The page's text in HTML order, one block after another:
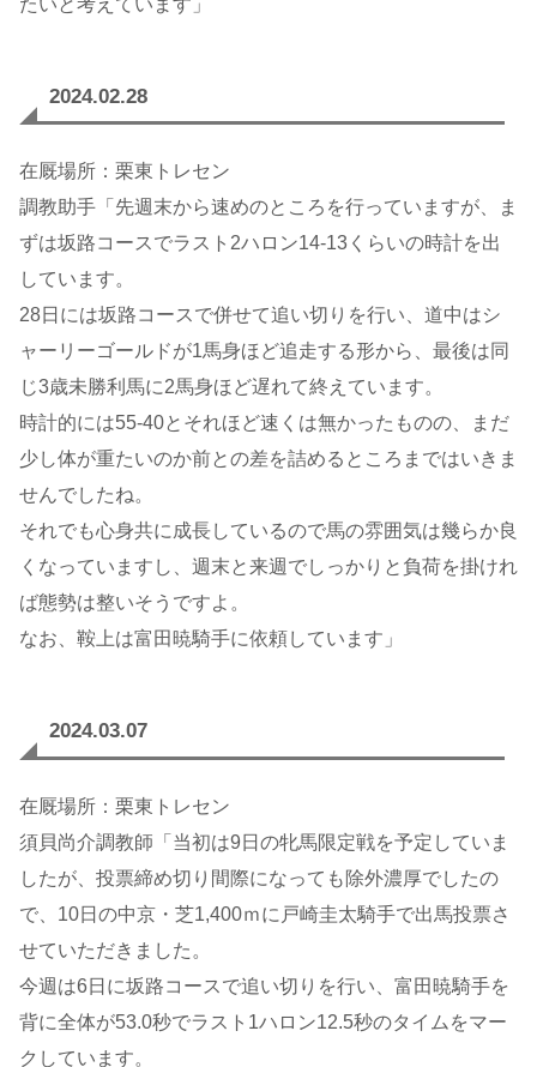
2024.02.28
在厩場所：栗東トレセン
調教助手「先週末から速めのところを行っていますが、ま
ずは坂路コースでラスト2ハロン14-13くらいの時計を出
しています。
28日には坂路コースで併せて追い切りを行い、道中はシ
ャーリーゴールドが1馬身ほど追走する形から、最後は同
じ3歳未勝利馬に2馬身ほど遅れて終えています。
時計的には55-40とそれほど速くは無かったものの、まだ
少し体が重たいのか前との差を詰めるところまではいきま
せんでしたね。
それでも心身共に成長しているので馬の雰囲気は幾らか良
くなっていますし、週末と来週でしっかりと負荷を掛けれ
ば態勢は整いそうですよ。
なお、鞍上は富田暁騎手に依頼しています」
2024.03.07
在厩場所：栗東トレセン
須貝尚介調教師「当初は9日の牝馬限定戦を予定していま
したが、投票締め切り間際になっても除外濃厚でしたの
で、10日の中京・芝1,400ｍに戸崎圭太騎手で出馬投票さ
せていただきました。
今週は6日に坂路コースで追い切りを行い、富田暁騎手を
背に全体が53.0秒でラスト1ハロン12.5秒のタイムをマー
クしています。